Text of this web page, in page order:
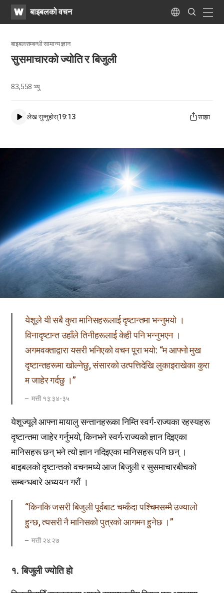
WATVबाइबलको वचन Language
Search
Submit
बाइबलसम्बन्धी सामान्य ज्ञान
सुसमाचारको ज्योति र बिजुली
83,558भ्यु
लेख सुन्नुहोस्19:13 साझा
येशूले यी सबै कुरा मानिसहरूलाई दृष्टान्तमा भन्नुभयो ।
विनादृष्टान्त उहाँले तिनीहरूलाई केही पनि भन्नुभएन ।
अगमवक्ताद्वारा यसरी भनिएको वचन पूरा भयो: “म आफ्नो मुख
दृष्टान्तहरूमा खोल्नेछु, संसारको उत्पत्तिदेखि लुकाइराखेका कुरा
म जाहेर गर्दछु ।”
मत्ती १३:३४-३५
येशूज्यूले आफ्ना मायालु सन्तानहरूका निम्ति स्वर्ग-राज्यका रहस्यहरू
दृष्टान्तमा जाहेर गर्नुभयो, किनभने स्वर्ग-राज्यको ज्ञान दिइएका
मानिसहरू छन् भने त्यो ज्ञान नदिइएका मानिसहरू पनि छन् ।
बाइबलको दृष्टान्तको वचनमध्ये आज बिजुली र सुसमाचारबीचको
सम्बन्धबारे अध्ययन गरौं ।
“किनकि जसरी बिजुली पूर्वबाट चम्कँदा पश्चिमसम्मै उज्यालो
हुन्छ, त्यसरी नै मानिसको पुत्रको आगमन हुनेछ ।”
मत्ती २४:२७
१. बिजुली ज्योति हो